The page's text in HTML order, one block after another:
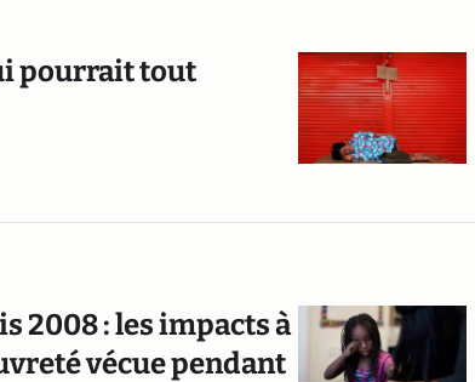
pourrait tout
2008 : les impacts à
vécue pendant